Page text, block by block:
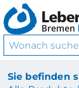
Sie befinden